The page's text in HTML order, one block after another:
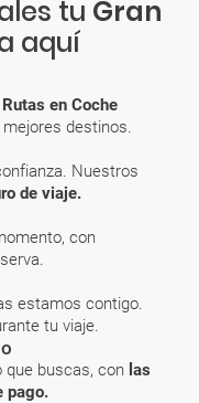
tu Gran
aquí
en Coche
destinos.
Nuestros
de viaje.
con
estamos contigo.
tu viaje.
que buscas, con las
pago.